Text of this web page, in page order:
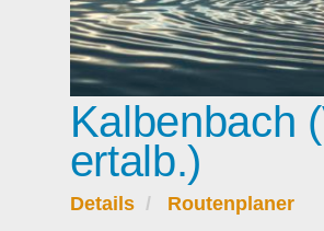
Kalbenbach
ertalb.)
Details Routenplaner